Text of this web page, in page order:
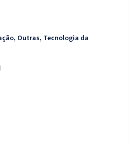
Outras, Tecnologia da